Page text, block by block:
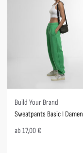
Build Your Brand
Sweatpants Basic I Damen
ab 17,00 €